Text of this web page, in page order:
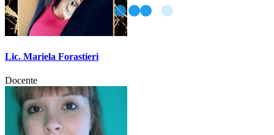
Lic. Mariela Forastieri
Docente